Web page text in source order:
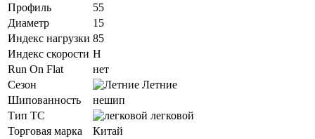
Профиль
55
Диаметр
15
Индекс нагрузки 85
Индекс скорости H
Run On Flat
нет
Сезон
Летние
Шипованность
нешип
Тип ТС
легковой
Торговая марка
Китай